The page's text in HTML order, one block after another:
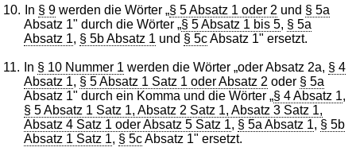
10. In § 9 werden die Wörter „§ 5 Absatz 1 oder 2 und § 5a
Absatz 1" durch die Wörter „§ 5 Absatz 1 bis 5, § 5a
Absatz 1, § 5b Absatz 1 und § 5cAbsatz 1" ersetzt.
11. In § 10 Nummer 1 werden die Wörter „oder Absatz 2a, § 4
Absatz 1, § 5 Absatz 1 Satz 1 oder Absatz 2 oder § 5a
Absatz 1" durch ein Komma und die Wörter „§ 4 Absatz 1,
§ 5 Absatz 1 Satz 1, Absatz 2 Satz 1, Absatz 3 Satz 1,
Absatz 4 Satz 1 oder Absatz 5 Satz 1, § 5a Absatz 1, § 5b
Absatz 1 Satz 1, § 5cAbsatz 1" ersetzt.